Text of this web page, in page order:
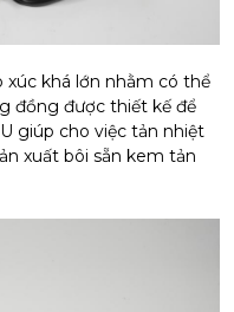
xúc khá lớn nhằm có thể
đồng được thiết kế để
giúp cho việc tản nhiệt
xuất bôi sẵn kem tản